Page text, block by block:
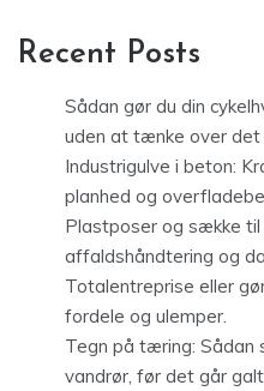
Recent Posts
Sådan gør du din
uden at tænke over det
Industrigulve i beton:
planhed og
Plastposer og sække
affaldshåndtering og
Totalentreprise eller
fordele og ulemper.
Tegn på tæring: Sådan
vandrør, før det går galt